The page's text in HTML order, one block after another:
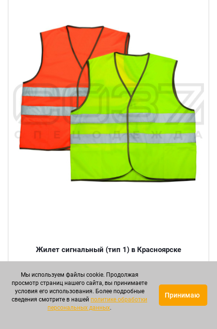
Жилет сигнальный (тип 1) в Красноярске
Круп. опт Опт
Мы используем файлы cookie. Продолжая
просмотр страниц нашего сайта, вы принимаете
условия его использования. Более подробные
сведения смотрите в нашей политике обработки
персональных данных.
Принимаю